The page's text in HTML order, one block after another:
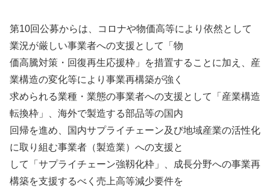
第10回公募からは、コロナや物価高等により依然として
業況が厳しい事業者への支援として「物
価高騰対策・回復再生応援枠」を措置することに加え、産
業構造の変化等により事業再構築が強く
求められる業種・業態の事業者への支援として「産業構造
転換枠」、海外で製造する部品等の国内
回帰を進め、国内サプライチェーン及び地域産業の活性化
に取り組む事業者（製造業）への支援と
して「サプライチェーン強靱化枠」、成長分野への事業再
構築を支援するべく売上高等減少要件を